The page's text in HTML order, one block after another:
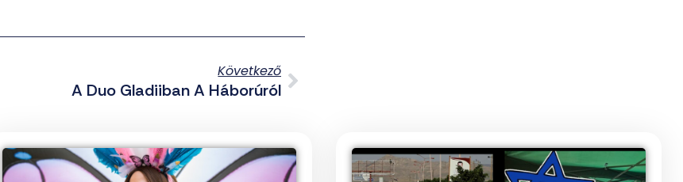
Következő
A Duo Gladiiban A Háborúról